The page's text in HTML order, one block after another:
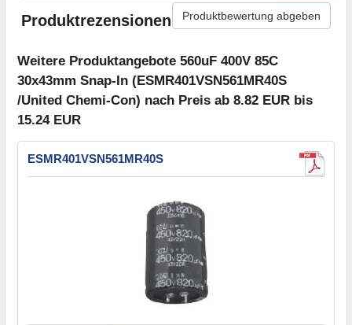
Produktrezensionen Produktbewertung abgeben
Weitere Produktangebote 560uF 400V 85C
30x43mm Snap-In (ESMR401VSN561MR40S
/United Chemi-Con) nach Preis ab 8.82 EUR bis
15.24 EUR
ESMR401VSN561MR40S